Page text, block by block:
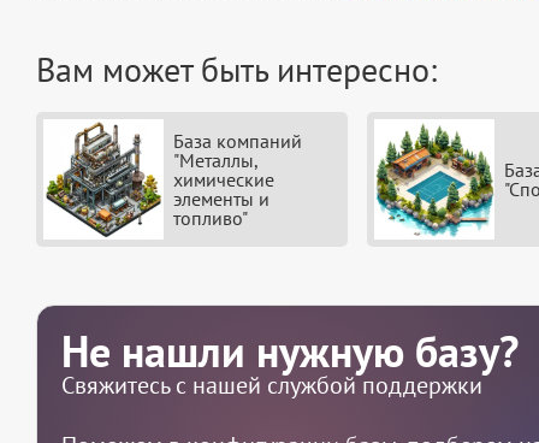
Вам может быть интересно:
База компаний
"Металлы,
химические
элементы и
топливо"
Не нашли нужную базу?
Свяжитесь с нашей службой поддержки